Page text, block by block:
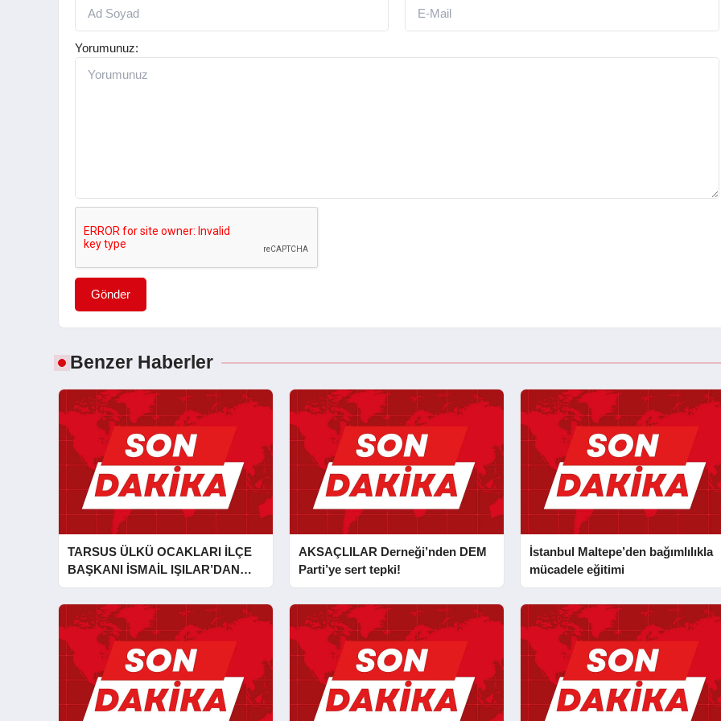
Yorumunuz:
Gönder
Benzer Haberler
TARSUS ÜLKÜ OCAKLARI İLÇE
BAŞKANI İSMAİL IŞILAR’DAN
İLKYARDIM EĞİTİCİ EĞİTMENİ
MURAT CAN FİDAN’A ZİYARET
AKSAÇLILAR Derneği’nden DEM
Parti’ye sert tepki!
İstanbul Maltepe’den bağımlılıkla
mücadele eğitimi